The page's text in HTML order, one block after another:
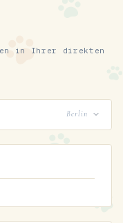
in Ihrer direkten
Berlin